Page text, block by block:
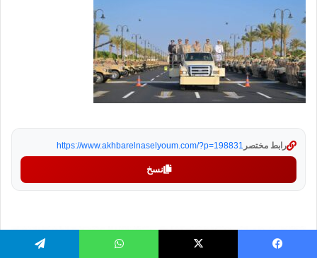
رابط مختصر https://www.akhbarelnaselyoum.com/?p=198831
نسخ